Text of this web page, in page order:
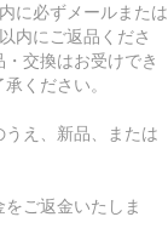
に必ずメールまたは
内にご返品くださ
交換はお受けでき
ください。
うえ、新品、または
をご返金いたしま